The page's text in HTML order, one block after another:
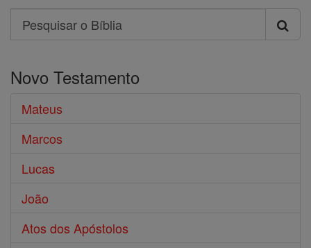
Search
Pesquisar
Bíblia
Novo Testamento
Mateus
Marcos
Lucas
João
Atos dos Apóstolos